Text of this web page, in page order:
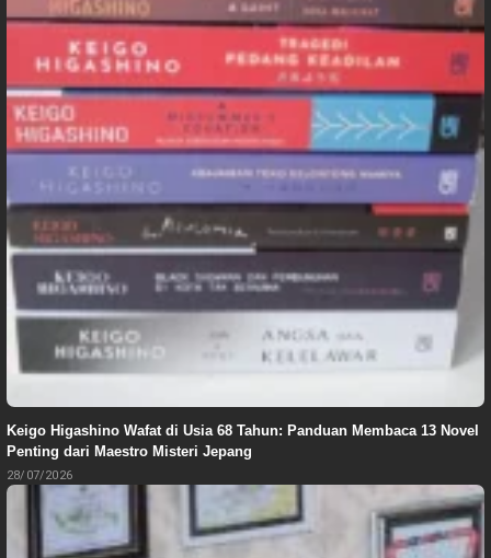
Keigo Higashino Wafat di Usia 68 Tahun: Panduan Membaca 13 Novel
Penting dari Maestro Misteri Jepang
28/07/2026